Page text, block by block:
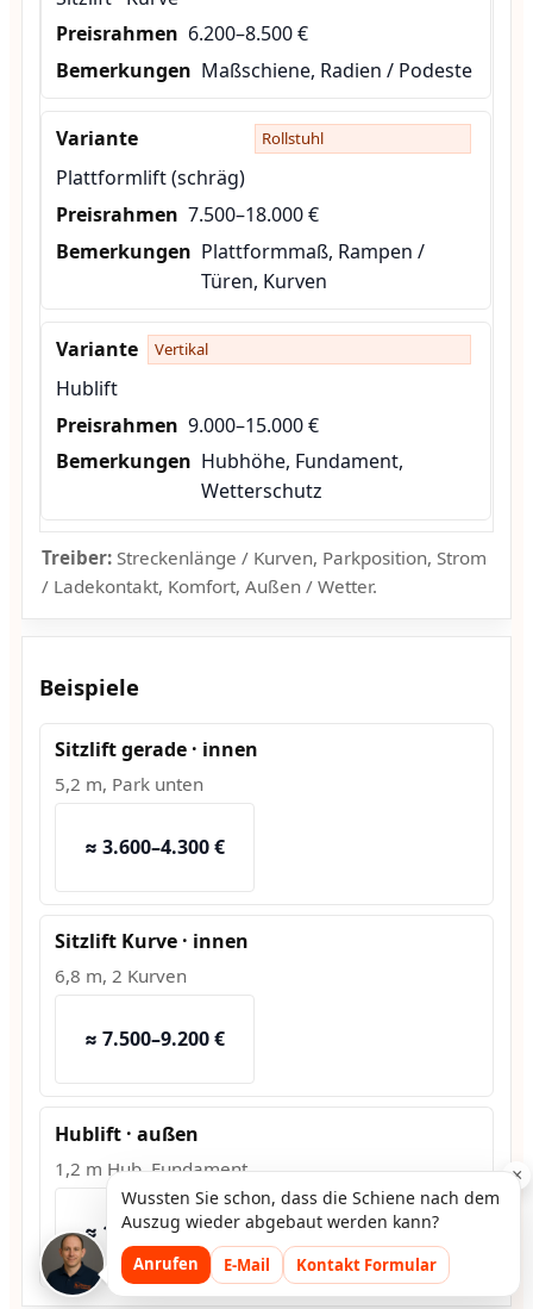
6.200–8.500 €
Maßschiene, Radien / Podeste
Rollstuhl
Plattformlift (schräg)
7.500–18.000 €
Plattformmaß, Rampen /
Türen, Kurven
Vertikal
Hublift
9.000–15.000 €
Hubhöhe, Fundament,
Wetterschutz
Treiber:Streckenlänge / Kurven, Parkposition, Strom
/ Ladekontakt, Komfort, Außen / Wetter.
Beispiele
Sitzlift gerade · innen
5,2 m, Park unten
≈ 3.600–4.300 €
Sitzlift Kurve · innen
6,8 m, 2 Kurven
≈ 7.500–9.200 €
Hublift · außen
1,2 m Hub, Fundament
≈ 10.800–13.500 €
×
Wussten Sie schon, dass die Schiene nach dem
Auszug wieder abgebaut werden kann?
Anrufen E-Mail Kontakt Formular